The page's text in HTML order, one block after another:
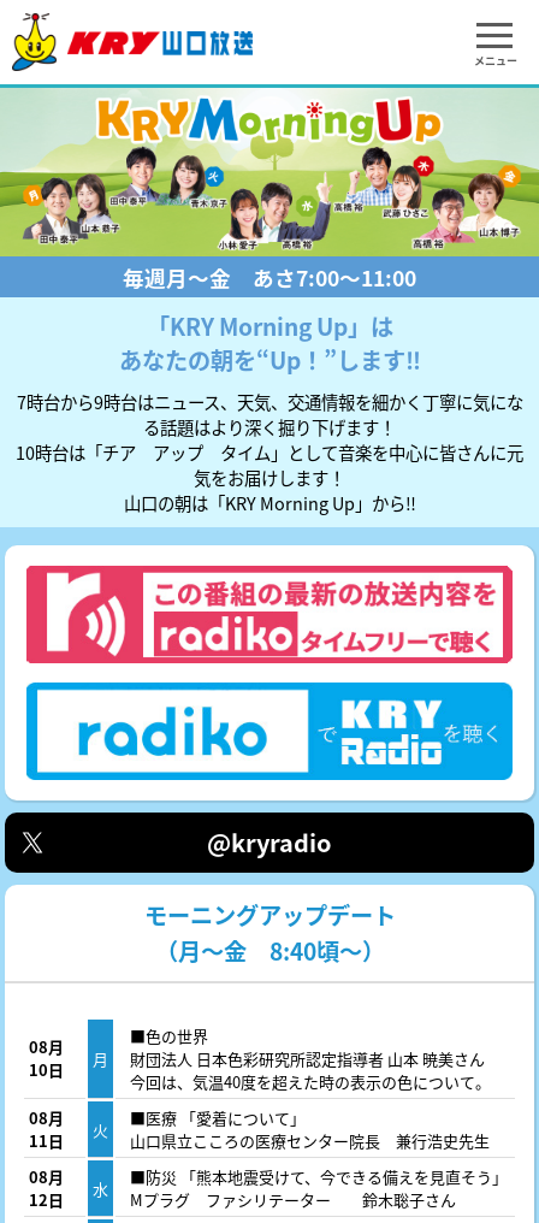
メニュー
毎週月～金 あさ7:00～11:00
「KRY Morning Up」は
あなたの朝を“Up！”します‼
7時台から9時台はニュース、天気、交通情報を細かく丁寧に気にな
る話題はより深く掘り下げます！
10時台は「チア アップ タイム」として音楽を中心に皆さんに元
気をお届けします！
山口の朝は「KRY Morning Up」から‼
@kryradio
モーニングアップデート
（月～金 8:40頃～）
08月
10日
月
■色の世界
財団法人 日本色彩研究所認定指導者 山本 暁美さん
今回は、気温40度を超えた時の表示の色について。
08月
11日
火
■医療 「愛着について」
山口県立こころの医療センター院長 兼行浩史先生
08月
12日
水
■防災 「熊本地震受けて、今できる備えを見直そう」
Mプラグ ファシリテーター 鈴木聡子さん